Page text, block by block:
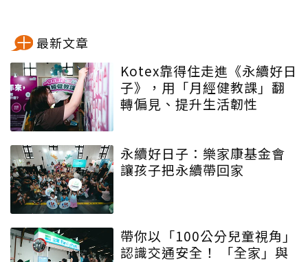
最新文章
Kotex靠得住走進《永續好日
子》，用「月經健教課」翻
轉偏見、提升生活韌性
永續好日子：樂家康基金會
讓孩子把永續帶回家
帶你以「100公分兒童視角」
認識交通安全！ 「全家」與